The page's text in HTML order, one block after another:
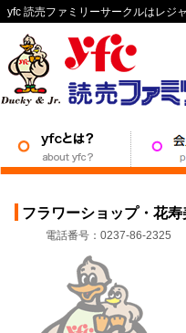
yfc 読売ファミリーサークルはレジ
フラワーショップ・花寿
電話番号：0237-86-2325